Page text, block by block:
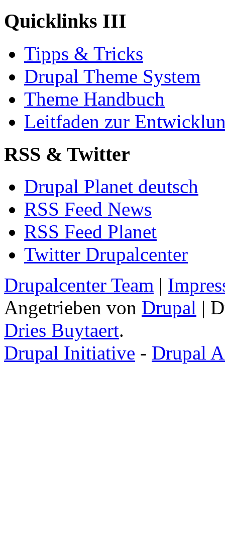
Quicklinks III
Tipps & Tricks
Drupal Theme System
Theme Handbuch
Leitfaden zur
RSS & Twitter
Drupal Planet deutsch
RSS Feed News
RSS Feed Planet
Twitter Drupalcenter
Drupalcenter Team |
Angetrieben von Drupal |
Dries Buytaert.
Drupal Initiative - Drupal